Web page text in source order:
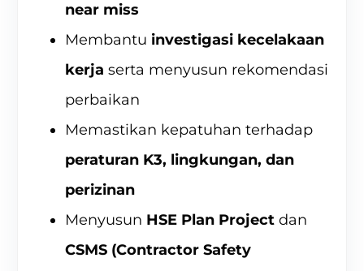
near miss
Membantu investigasi kecelakaan
kerja serta menyusun rekomendasi
perbaikan
Memastikan kepatuhan terhadap
peraturan K3, lingkungan, dan
perizinan
Menyusun HSE Plan Projectdan
CSMS (Contractor Safety